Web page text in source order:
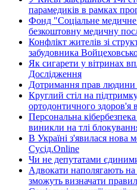
парамедиків в рамках
Фонд "Соціальне
безкоштовну медичну
Конфлікт жителів зі
забудовника
Як сигарети у вітринах
Дослідження
Дотримання прав людини
Круглий стіл на
ортодонтичного здоров'я
Персональна
виникли на тлі
В Україні з'явилася нова
Сусід.Online
Чи не депутатами
Адвокати наполягають на
зможуть визначати